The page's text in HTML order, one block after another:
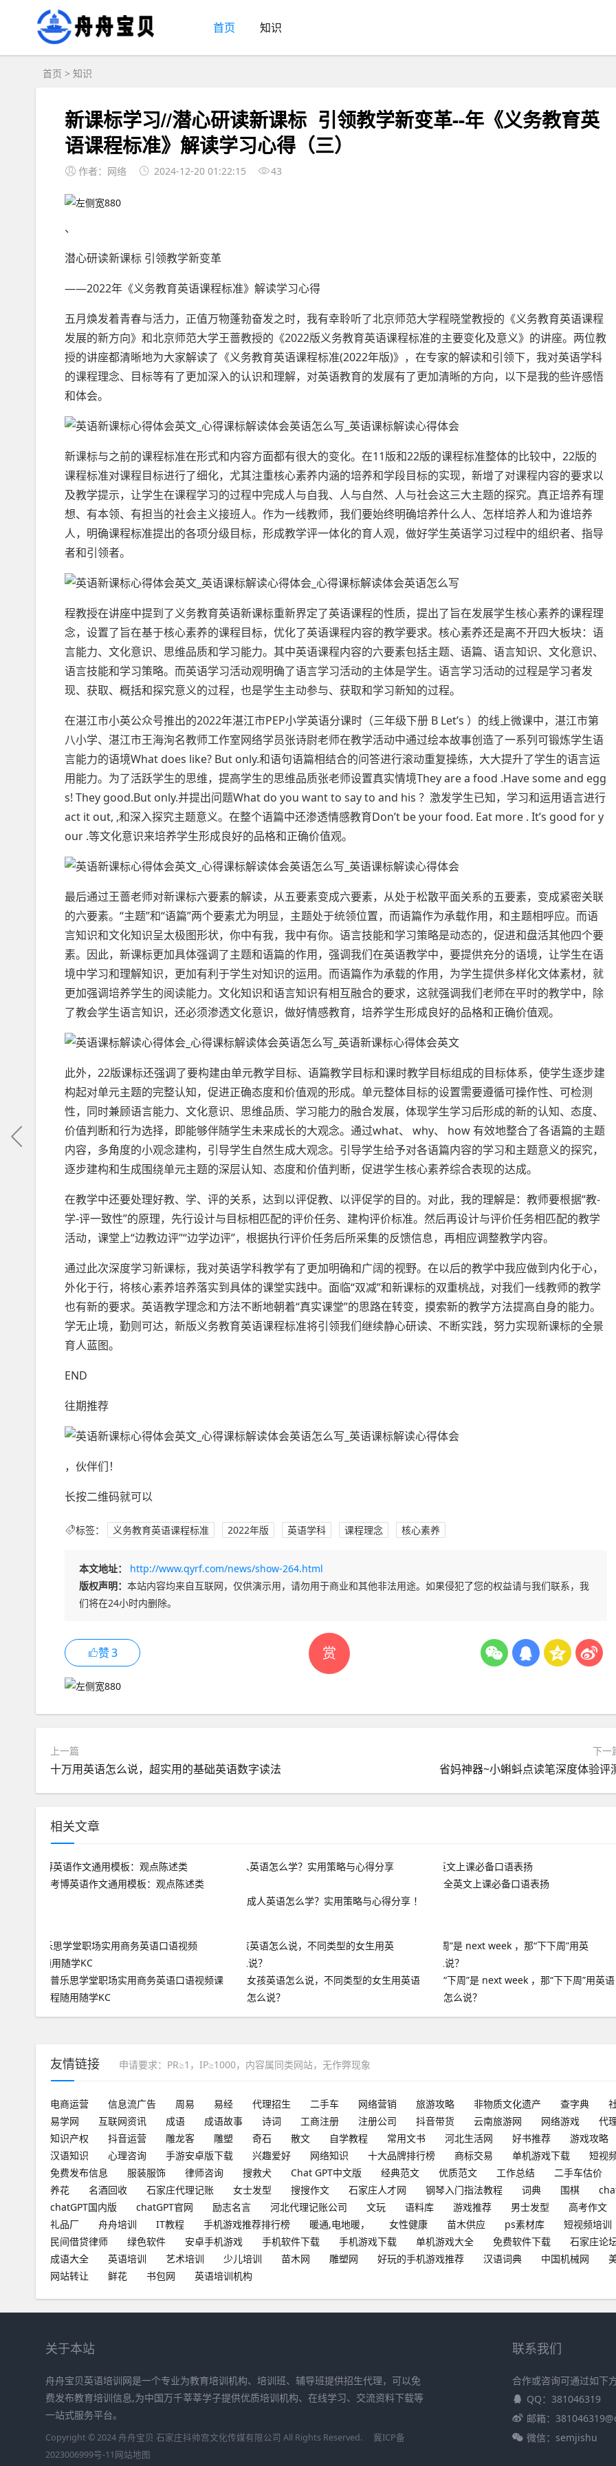
首页 知识
首页 > 知识
新课标学习//潜心研读新课标 引领教学新变革--年《义务教育英
语课程标准》解读学习心得（三）
作者：网络 2024-12-20 01:22:15 43
、
潜心研读新课标 引领教学新变革
——2022年《义务教育英语课程标准》解读学习心得
五月焕发着青春与活力，正值万物蓬勃奋发之时，我有幸聆听了北京师范大学程晓堂教授的《义务教育英语课程
发展的新方向》和北京师范大学王蔷教授的《2022版义务教育英语课程标准的主要变化及意义》的讲座。两位教
授的讲座都清晰地为大家解读了《义务教育英语课程标准(2022年版)》，在专家的解读和引领下，我对英语学科
的课程理念、目标等有了更加深入的认识和理解，对英语教育的发展有了更加清晰的方向，以下是我的些许感悟
和体会。
新课标与之前的课程标准在形式和内容方面都有很大的变化。在11版和22版的课程标准整体的比较中，22版的
课程标准对课程目标进行了细化，尤其注重核心素养内涵的培养和学段目标的实现，新增了对课程内容的要求以
及教学提示，让学生在课程学习的过程中完成人与自我、人与自然、人与社会这三大主题的探究。真正培养有理
想、有本领、有担当的社会主义接班人。作为一线教师，我们要始终明确培养什么人、怎样培养人和为谁培养
人，明确课程标准提出的各项分级目标，形成教学评一体化的育人观，做好学生英语学习过程中的组织者、指导
者和引领者。
程教授在讲座中提到了义务教育英语新课标重新界定了英语课程的性质，提出了旨在发展学生核心素养的课程理
念，设置了旨在基于核心素养的课程目标，优化了英语课程内容的教学要求。核心素养还是离不开四大板块：语
言能力、文化意识、思维品质和学习能力。其中英语课程内容的六要素包括主题、语篇、语言知识、文化意识、
语言技能和学习策略。而英语学习活动观明确了语言学习活动的主体是学生。语言学习活动的过程是学习者发
现、获取、概括和探究意义的过程，也是学生主动参与、获取和学习新知的过程。
在湛江市小英公众号推出的2022年湛江市PEP小学英语分课时（三年级下册 B Let’s ）的线上微课中，湛江市第
八小学、湛江市王海洵名教师工作室网络学员张诗尉老师在教学活动中通过绘本故事创造了一系列可锻炼学生语
言能力的语境What does like? But only.和语句语篇相结合的问答进行滚动重复操练，大大提升了学生的语言运
用能力。为了活跃学生的思维，提高学生的思维品质张老师设置真实情境They are a food .Have some and egg
s! They good.But only.并提出问题What do you want to say to and his ？激发学生已知，学习和运用语言进行
act it out, ,和深入探究主题意义。在整个语篇中还渗透情感教育Don’t be your food. Eat more . It’s good for y
our .等文化意识来培养学生形成良好的品格和正确价值观。
最后通过王蔷老师对新课标六要素的解读，从五要素变成六要素，从处于松散平面关系的五要素，变成紧密关联
的六要素。“主题”和“语篇”两个要素尤为明显，主题处于统领位置，而语篇作为承载作用，和主题相呼应。而语
言知识和文化知识呈太极图形状，你中有我，我中有你。语言技能和学习策略是动态的，促进和盘活其他四个要
素。因此，新课标更加具体强调了主题和语篇的作用，强调我们在英语教学中，要提供充分的语境，让学生在语
境中学习和理解知识，更加有利于学生对知识的运用。而语篇作为承载的作用，为学生提供多样化文体素材，就
更加强调培养学生的阅读能力。文化知识和语言知识有相互融合的要求，这就强调我们老师在平时的教学中，除
了教会学生语言知识，还必须渗透文化意识，做好情感教育，培养学生形成良好的品格和正确价值观。
此外，22版课标还强调了要构建由单元教学目标、语篇教学目标和课时教学目标组成的目标体系，使学生逐步建
构起对单元主题的完整认知，促进正确态度和价值观的形成。单元整体目标的设置需要遵循可操作性、可检测
性，同时兼顾语言能力、文化意识、思维品质、学习能力的融合发展，体现学生学习后形成的新的认知、态度、
价值判断和行为选择，即能够伴随学生未来成长的大观念。通过what、 why、 how 有效地整合了各语篇的主题
内容，多角度的小观念建构，引导学生自然生成大观念。引导学生给予对各语篇内容的学习和主题意义的探究，
逐步建构和生成围绕单元主题的深层认知、态度和价值判断，促进学生核心素养综合表现的达成。
在教学中还要处理好教、学、评的关系，达到以评促教、以评促学的目的。对此，我的理解是：教师要根据“教-
学-评一致性”的原理，先行设计与目标相匹配的评价任务、建构评价标准。然后再设计与评价任务相匹配的教学
活动，课堂上“边教边评”“边学边评”，根据执行评价任务后所采集的反馈信息，再相应调整教学内容。
通过此次深度学习新课标，我对英语学科教学有了更加明确和广阔的视野。在以后的教学中我应做到内化于心，
外化于行，将核心素养培养落实到具体的课堂实践中。面临“双减”和新课标的双重桃战，对我们一线教师的教学
也有新的要求。英语教学理念和方法不断地朝着“真实课堂”的思路在转变，摸索新的教学方法提高自身的能力。
学无止境，勤则可达，新版义务教育英语课程标准将引领我们继续静心研读、不断实践，努力实现新课标的全景
育人蓝图。
END
往期推荐
，伙伴们！
长按二维码就可以
标签： 义务教育英语课程标准 2022年版 英语学科 课程理念 核心素养
赏
本文地址：
http://www.qyrf.com/news/show-264.html
版权声明： 本站内容均来自互联网，仅供演示用，请勿用于商业和其他非法用途。如果侵犯了您的权益请与我们联系，我
们将在24小时内删除。
赞3
上一篇
十万用英语怎么说，超实用的基础英语数字读法
下一
省妈神器~小蝌蚪点读笔深度体验评
相关文章
考博英语作文通用模板：观点陈述类
成人英语怎么学？实用策略与心得分享 ！
全英文上课必备口语表扬
普乐思学堂职场实用商务英语口语视频课
程随用随学KC
女孩英语怎么说，不同类型的女生用英语
怎么说？
“下周”是 next week ，那“下下周”用英语
怎么说？
友情链接 申请要求：PR≥1，IP≥1000，内容属同类网站，无作弊现象
电商运营 信息流广告 周易 易经 代理招生 二手车 网络营销 旅游攻略 非物质文化遗产 查字典
易学网
互联网资讯 成语 成语故事 诗词 工商注册 注册公司 抖音带货 云南旅游网 网络游戏
代
知识产权
抖音运营 雕龙客 雕塑 奇石 散文 自学教程 常用文书 河北生活网 好书推荐
游戏攻略
汉语知识
心理咨询 手游安卓版下载 兴趣爱好 网络知识 十大品牌排行榜 商标交易 单机游戏下载
短视
免费发布信息
服装服饰 律师咨询 搜救犬 Chat GPT中文版 经典范文 优质范文 工作总结
二手车估价
养花
名酒回收 石家庄代理记账 女士发型 搜搜作文 石家庄人才网 钢琴入门指法教程 词典 围棋
chatGPT国内版
chatGPT官网 励志名言 河北代理记账公司 文玩 语料库 游戏推荐 男士发型
高考作文
礼品厂
舟舟培训 IT教程 手机游戏推荐排行榜 暖通,电地暖， 女性健康 苗木供应 ps素材库
短视频培训
民间借贷律师
绿色软件 安卓手机游戏 手机软件下载 手机游戏下载 单机游戏大全 免费软件下载
石家庄论
成语大全
英语培训 艺术培训 少儿培训 苗木网 雕塑网 好玩的手机游戏推荐 汉语词典 中国机械网
网站转让
鲜花 书包网 英语培训机构
关于本站
舟舟宝贝英语培训网是一个专业为教育培训机构、培训班、辅导班提供招生代理，可以免
费发布教育培训信息,为中国万千莘莘学子提供优质培训机构、在线学习、交流资料下载等
一站式服务平台。
Copyright © 2024 舟舟宝贝 石家庄抖帅宫文化传媒有限公司 All Rights Reserved.
冀ICP备
2023006999号-11网站地图
联系我们
合作或咨询可通过如下
QQ：381046319
邮箱：
微信：semjishu